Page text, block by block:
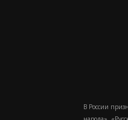
В России